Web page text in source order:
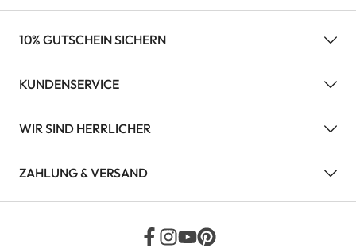
10% GUTSCHEIN SICHERN
KUNDENSERVICE
WIR SIND HERRLICHER
ZAHLUNG & VERSAND